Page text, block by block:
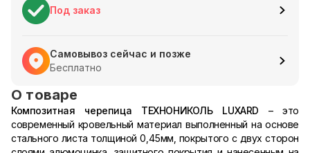
Под заказ
Самовывоз сейчас и позже
Бесплатно
О товаре
Композитная черепица ТЕХНОНИКОЛЬ LUXARD – это
современный кровельный материал выполненный на основе
стального листа толщиной 0,45мм, покрытого с двух сторон